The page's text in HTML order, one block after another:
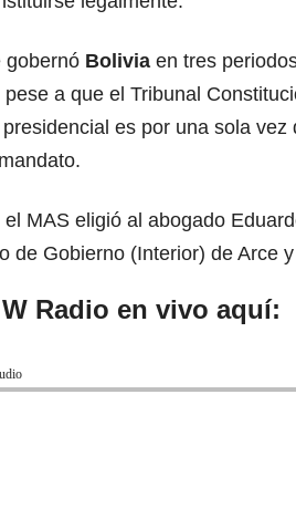
gobernó Bolivia en tres
pese a que el Tribunal
presidencial es por una sola
el MAS eligió al abogado
de Gobierno (Interior) de Arce
Radio en vivo aquí: